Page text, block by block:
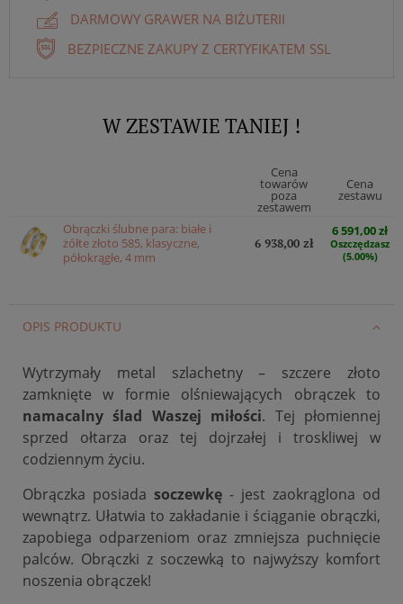
DARMOWY GRAWER NA BIŻUTERII
BEZPIECZNE ZAKUPY Z CERTYFIKATEM SSL
W ZESTAWIE TANIEJ !
Cena
towarów
poza
zestawem
Cena
zestawu
Obrączki ślubne para: białe i
żółte złoto 585, klasyczne,
półokrągłe, 4 mm
6 938,00 zł
6 591,00 zł
Oszczędzasz
(5.00%)
OPIS PRODUKTU
Wytrzymały metal szlachetny – szczere złoto
zamknięte w formie olśniewających obrączek to
namacalny ślad Waszej miłości. Tej płomiennej
sprzed ołtarza oraz tej dojrzałej i troskliwej w
codziennym życiu.
Obrączka posiada soczewkę - jest zaokrąglona od
wewnątrz. Ułatwia to zakładanie i ściąganie obrączki,
zapobiega odparzeniom oraz zmniejsza puchnięcie
palców. Obrączki z soczewką to najwyższy komfort
noszenia obrączek!